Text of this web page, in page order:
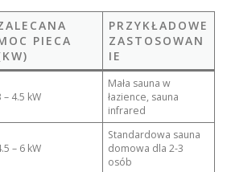
PIECA
PRZYKŁADOWE
ZASTOSOWAN
IE
– 4.5 kW
Mała sauna w
łazience, sauna
infrared
– 6 kW
Standardowa sauna
domowa dla 2-3
osób